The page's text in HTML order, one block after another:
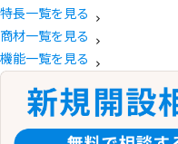
特長一覧を見る
商材一覧を見る
機能一覧を見る